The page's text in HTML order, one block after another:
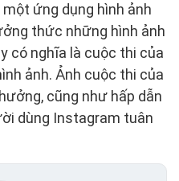
ứng dụng hình ảnh
thức những hình ảnh
có nghĩa là cuộc thi của
ảnh. Ảnh cuộc thi của
cũng như hấp dẫn
dùng Instagram tuân